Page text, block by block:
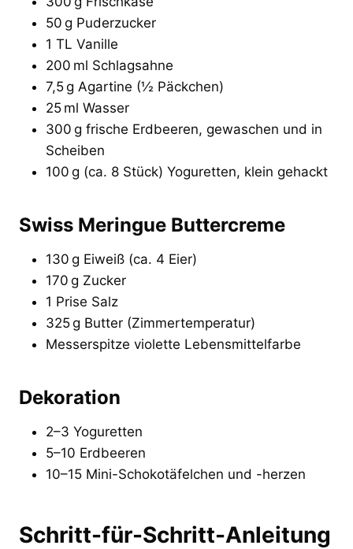
50 g Puderzucker
1 TL Vanille
200 ml Schlagsahne
7,5 g Agartine (½ Päckchen)
25 ml Wasser
300 g frische Erdbeeren, gewaschen und in
Scheiben
100 g (ca. 8 Stück) Yoguretten, klein gehackt
Swiss Meringue Buttercreme
130 g Eiweiß (ca. 4 Eier)
170 g Zucker
1 Prise Salz
325 g Butter (Zimmertemperatur)
Messerspitze violette Lebensmittelfarbe
Dekoration
2–3 Yoguretten
5–10 Erdbeeren
10–15 Mini-Schokotäfelchen und -herzen
Schritt-für-Schritt-Anleitung